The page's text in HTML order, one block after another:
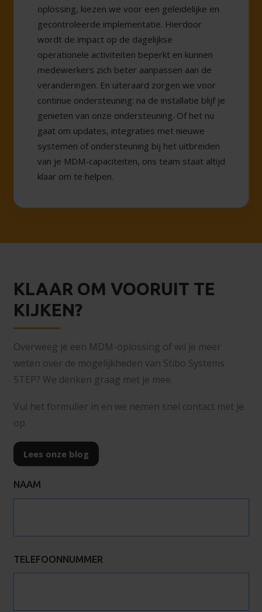
oplossing, kiezen we voor een geleidelijke en
gecontroleerde implementatie. Hierdoor
wordt de impact op de dagelijkse
operationele activiteiten beperkt en kunnen
medewerkers zich beter aanpassen aan de
veranderingen. En uiteraard zorgen we voor
continue ondersteuning: na de installatie blijf je
genieten van onze ondersteuning. Of het nu
gaat om updates, integraties met nieuwe
systemen of ondersteuning bij het uitbreiden
van je MDM-capaciteiten, ons team staat altijd
klaar om te helpen.
KLAAR OM VOORUIT TE
KIJKEN?
Overweeg je een MDM-oplossing of wil je meer
weten over de mogelijkheden van Stibo Systems
STEP? We denken graag met je mee.
Vul het formulier in en we nemen snel contact met je
op.
Lees onze blog
NAAM
TELEFOONNUMMER